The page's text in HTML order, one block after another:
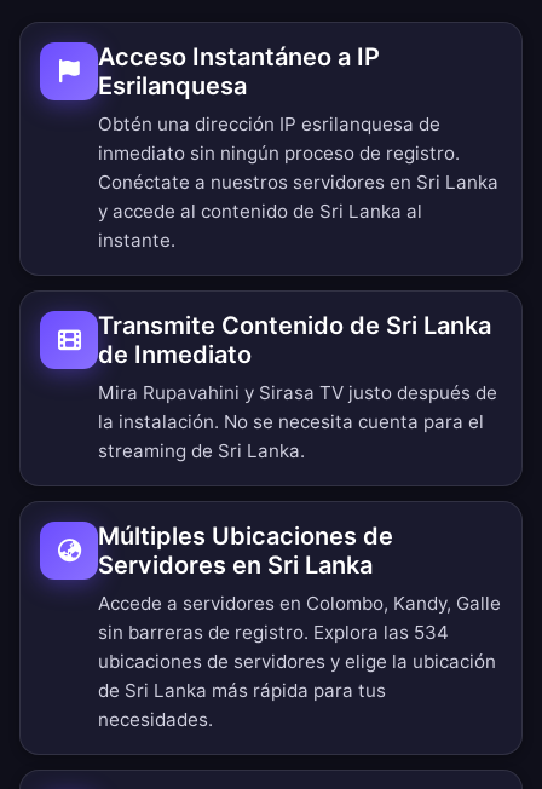
Acceso Instantáneo a IP
Esrilanquesa
Obtén una dirección IP esrilanquesa de
inmediato sin ningún proceso de registro.
Conéctate a nuestros servidores en Sri Lanka
y accede al contenido de Sri Lanka al
instante.
Transmite Contenido de Sri Lanka
de Inmediato
Mira Rupavahini y Sirasa TV justo después de
la instalación. No se necesita cuenta para el
streaming de Sri Lanka.
Múltiples Ubicaciones de
Servidores en Sri Lanka
Accede a servidores en Colombo, Kandy, Galle
sin barreras de registro. Explora las 534
ubicaciones de servidores y elige la ubicación
de Sri Lanka más rápida para tus
necesidades.